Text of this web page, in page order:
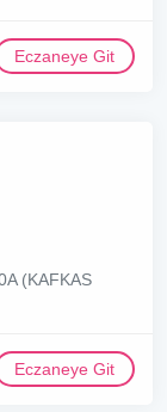
Eczaneye Git
(KAFKAS
Eczaneye Git